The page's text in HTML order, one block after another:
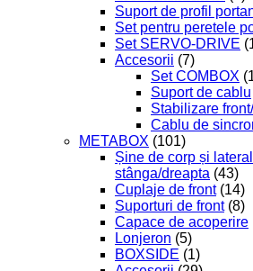
Suport de profil
Set pentru peretele
Set SERVO-DRIVE
Accesorii (7)
Set COMBOX
Suport de cablu
Stabilizare
Cablu de
METABOX (101)
Șine de corp și
stânga/dreapta (43)
Cuplaje de front (14)
Suporturi de front (8)
Capace de acoperire
Lonjeron (5)
BOXSIDE (1)